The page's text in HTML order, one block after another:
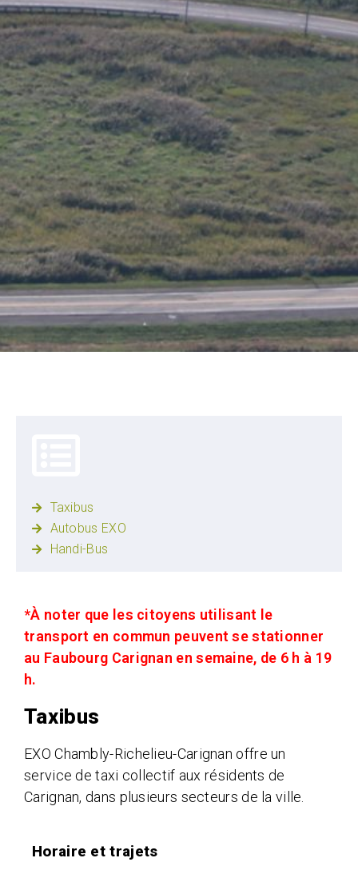
Taxibus
Autobus EXO
Handi-Bus
*À noter que les citoyens utilisant le
transport en commun peuvent se stationner
au Faubourg Carignan en semaine, de 6 h à 19
h.
Taxibus
EXO Chambly-Richelieu-Carignan offre un
service de taxi collectif aux résidents de
Carignan, dans plusieurs secteurs de la ville.
Horaire et trajets